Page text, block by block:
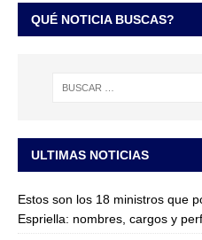
QUÉ NOTICIA BUSCAS?
ULTIMAS NOTICIAS
Estos son los 18 ministros que
Espriella: nombres, cargos y